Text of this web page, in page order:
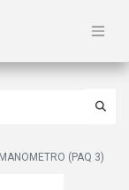
(PAQ 3)